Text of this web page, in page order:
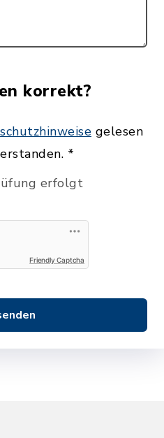
korrekt?
gelesen
*
erfolgt
Friendly Captcha